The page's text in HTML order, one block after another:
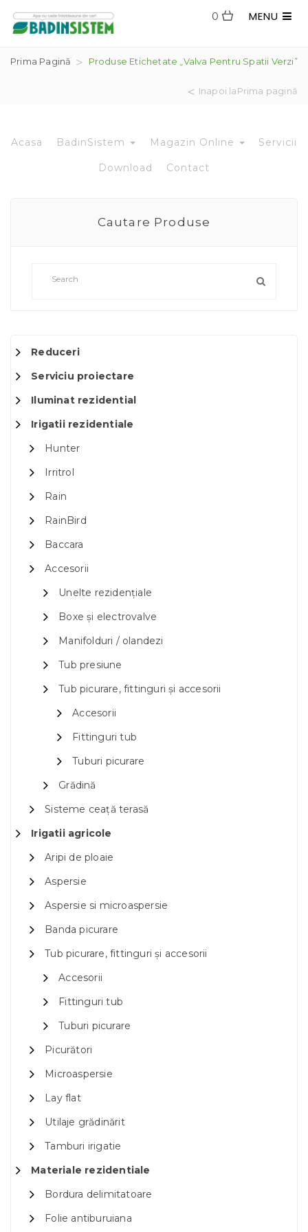
MENU
0
Prima Pagină Produse Etichetate „valva Pentru Spatii Verzi”
Inapoi laPrima pagină
Acasa BadinSistem Magazin Online Servicii
Download Contact
Cautare Produse
Reduceri
Serviciu proiectare
Iluminat rezidential
Irigatii rezidentiale
Hunter
Irritrol
Rain
RainBird
Baccara
Accesorii
Unelte rezidențiale
Boxe și electrovalve
Manifolduri / olandezi
Tub presiune
Tub picurare, fittinguri și accesorii
Accesorii
Fittinguri tub
Tuburi picurare
Grădină
Sisteme ceață terasă
Irigatii agricole
Aripi de ploaie
Aspersie
Aspersie si microaspersie
Banda picurare
Tub picurare, fittinguri și accesorii
Accesorii
Fittinguri tub
Tuburi picurare
Picurători
Microaspersie
Lay flat
Utilaje grădinărit
Tamburi irigatie
Materiale rezidentiale
Bordura delimitatoare
Folie antiburuiana